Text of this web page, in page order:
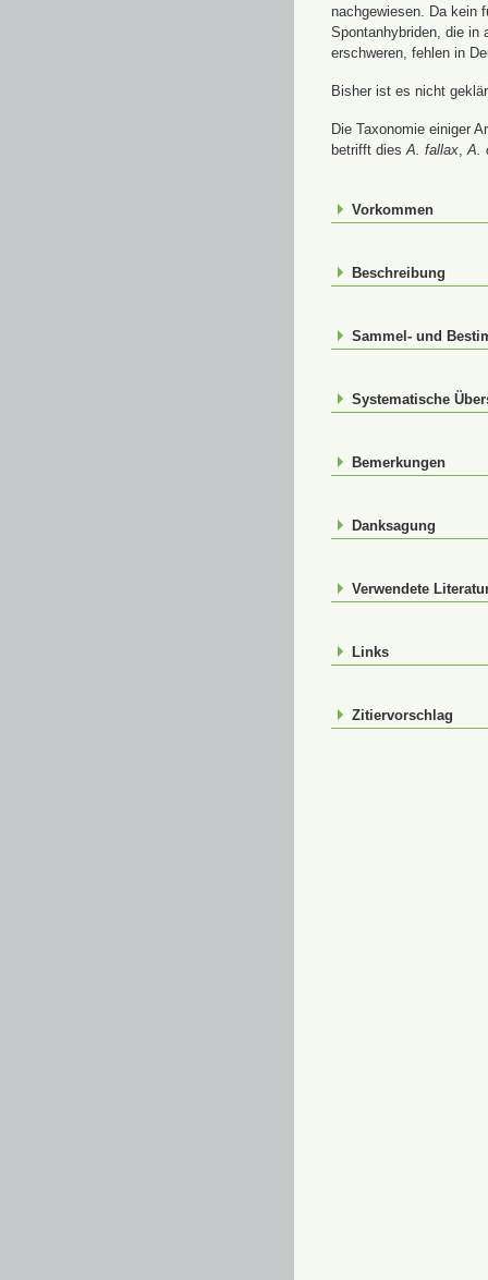
nachgewiesen. Da kein
Spontanhybriden, die in
erschweren, fehlen in
Bisher ist es nicht
Die Taxonomie einiger
betrifft diesA. fallax,A.
Vorkommen
Beschreibung
Sammel- und
Systematische
Bemerkungen
Danksagung
Verwendete
Links
Zitiervorschlag